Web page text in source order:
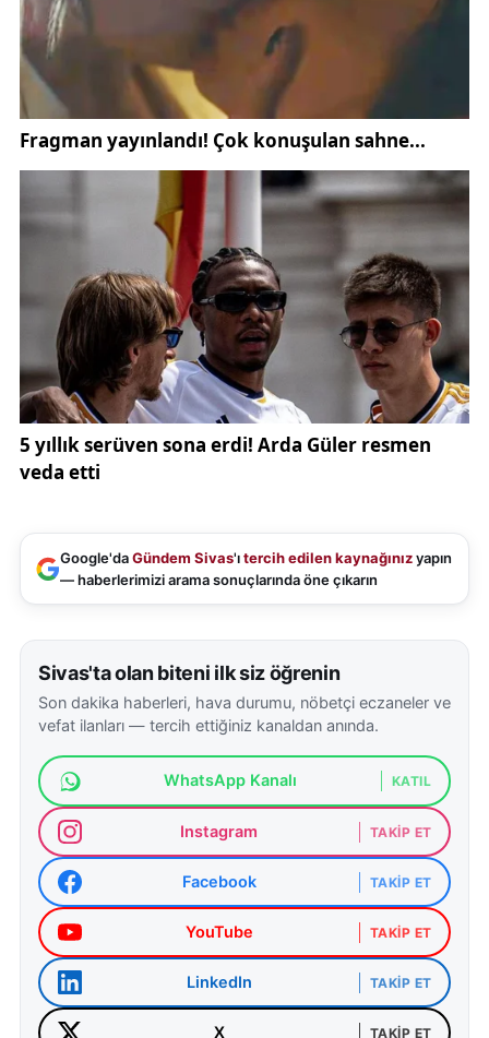
Google'daGündem Sivas'ıtercih edilen kaynağınızyapın
— haberlerimizi arama sonuçlarında öne çıkarın
Sivas'ta olan biteni ilk siz öğrenin
Son dakika haberleri, hava durumu, nöbetçi eczaneler ve
vefat ilanları — tercih ettiğiniz kanaldan anında.
WhatsApp Kanalı KATIL
Instagram TAKIP ET
Facebook TAKIP ET
YouTube TAKIP ET
LinkedIn TAKIP ET
X TAKIP ET